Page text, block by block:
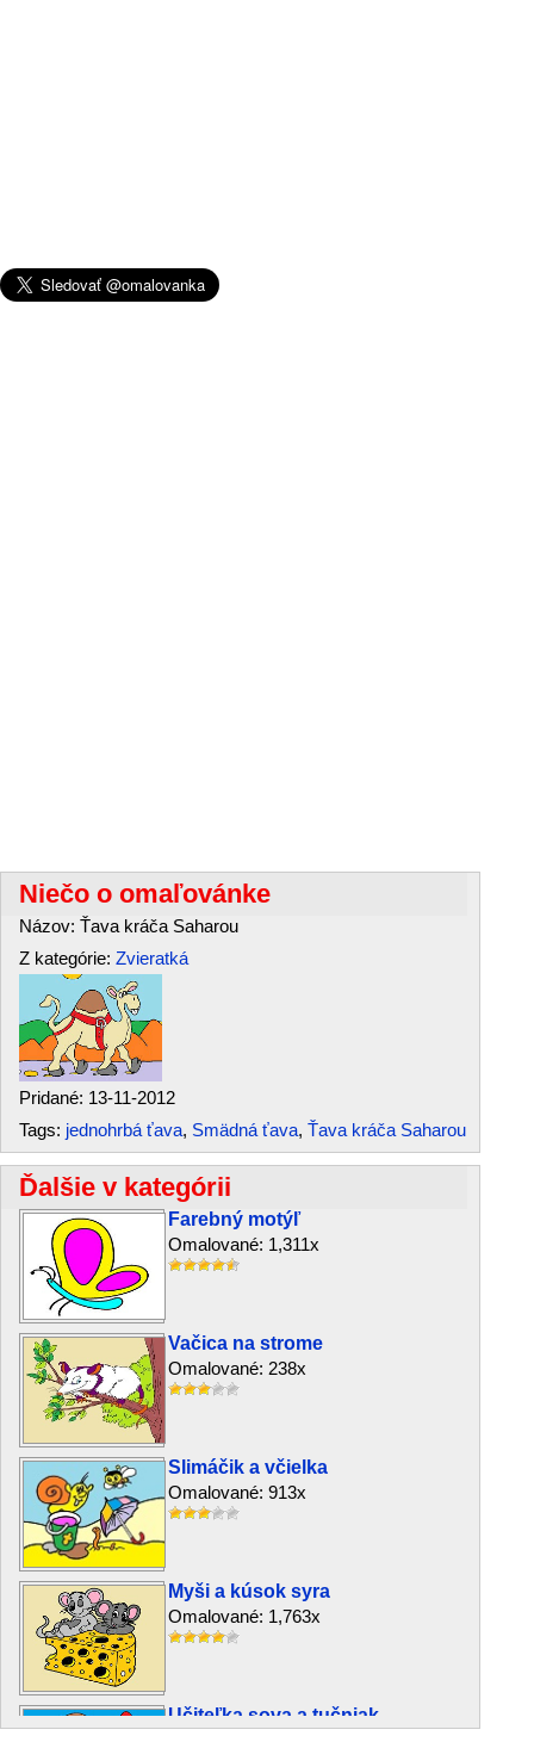
Niečo o omaľovánke
Názov: Ťava kráča Saharou
Z kategórie: Zvieratká
Pridané: 13-11-2012
Tags: jednohrbá ťava, Smädná ťava, Ťava kráča Saharou
Ďalšie v kategórii
Farebný motýľ
Omalované: 1,311x
Vačica na strome
Omalované: 238x
Slimáčik a včielka
Omalované: 913x
Myši a kúsok syra
Omalované: 1,763x
Učiteľka sova a tučniak